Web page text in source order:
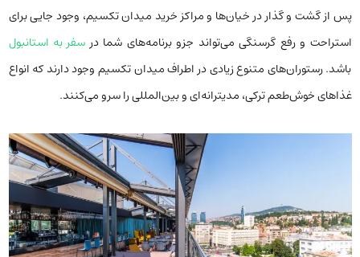
پس از گشت و گذار در خیان‌ها و مراکز خرید میدان تکسیم، وجود جایی برای
استراحت و رفع گرسنگی می‌تواند جزو برنامه‌های شما در سفر به استانبول
باشد. رستوران‌های متنوع زیادی در اطراف میدان تکسیم وجود دارند که انواع
غذاهای خوش‌طعم ترکی، مدیترانه‌ای و بین‌المللی را سرو می‌کنند.